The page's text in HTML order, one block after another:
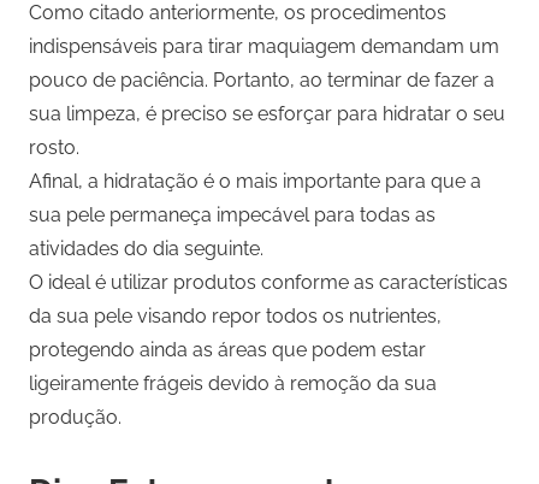
Como citado anteriormente, os procedimentos
indispensáveis para tirar maquiagem demandam um
pouco de paciência. Portanto, ao terminar de fazer a
sua limpeza, é preciso se esforçar para hidratar o seu
rosto.
Afinal, a hidratação é o mais importante para que a
sua pele permaneça impecável para todas as
atividades do dia seguinte.
O ideal é utilizar produtos conforme as características
da sua pele visando repor todos os nutrientes,
protegendo ainda as áreas que podem estar
ligeiramente frágeis devido à remoção da sua
produção.